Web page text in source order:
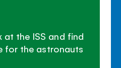
at the ISS and find
for the astronauts